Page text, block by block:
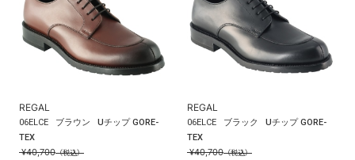
REGAL
06ELCE ブラウン
Uチップ GORE-
TEX
¥40,700（税込）
REGAL
06ELCE ブラック
Uチップ GORE-
TEX
¥40,700（税込）